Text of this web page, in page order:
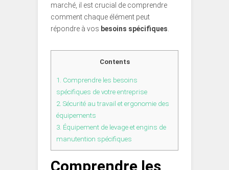
marché, il est crucial de comprendre
comment chaque élément peut
répondre à vos besoins spécifiques
Contents
1. Comprendre les besoins
spécifiques de votre entreprise
2. Sécurité au travail et ergonomie des
équipements
3. Équipement de levage et engins de
manutention spécifiques
Comprendre les